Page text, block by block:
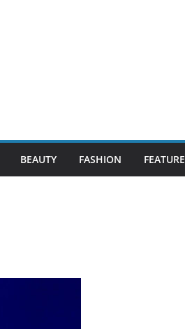
BEAUTY FASHION FEATURE